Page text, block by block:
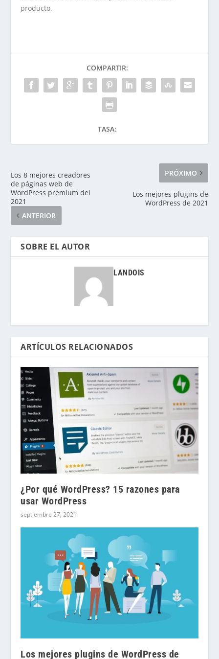
producto.
COMPARTIR:
TASA:
Los 8 mejores creadores
de páginas web de
WordPress premium del
2021
ANTERIOR
PRÓXIMO
Los mejores plugins de
WordPress de 2021
SOBRE EL AUTOR
LANDOIS
ARTÍCULOS RELACIONADOS
¿Por qué WordPress? 15 razones para
usar WordPress
septiembre 27, 2021
Los mejores plugins de WordPress de